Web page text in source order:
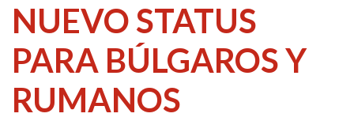
NUEVO STATUS
PARA BÚLGAROS Y
RUMANOS